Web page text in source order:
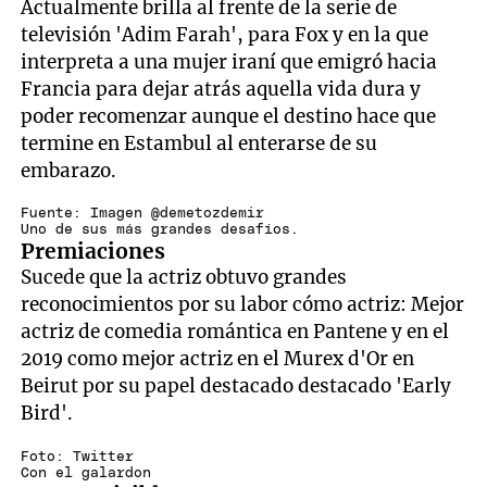
Actualmente brilla al frente de la serie de
televisión 'Adim Farah', para Fox y en la que
interpreta a una mujer iraní que emigró hacia
Francia para dejar atrás aquella vida dura y
poder recomenzar aunque el destino hace que
termine en Estambul al enterarse de su
embarazo.
Fuente: Imagen @demetozdemir
Uno de sus más grandes desafíos.
Premiaciones
Sucede que la actriz obtuvo grandes
reconocimientos por su labor cómo actriz: Mejor
actriz de comedia romántica en Pantene y en el
2019 como mejor actriz en el Murex d'Or en
Beirut por su papel destacado destacado 'Early
Bird'.
Foto: Twitter
Con el galardon